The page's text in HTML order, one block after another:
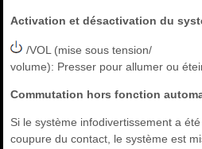
Activation et désactivation du
/VOL (mise sous tension/
volume): Presser pour allumer ou
Commutation hors fonction
Si le système infodivertissement a
coupure du contact, le système est